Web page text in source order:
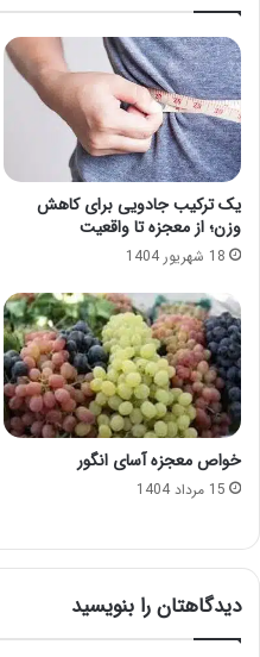
یک ترکیب جادویی برای کاهش
وزن؛ از معجزه تا واقعیت
18 شهریور 1404
خواص معجزه آسای انگور
15 مرداد 1404
دیدگاهتان را بنویسید